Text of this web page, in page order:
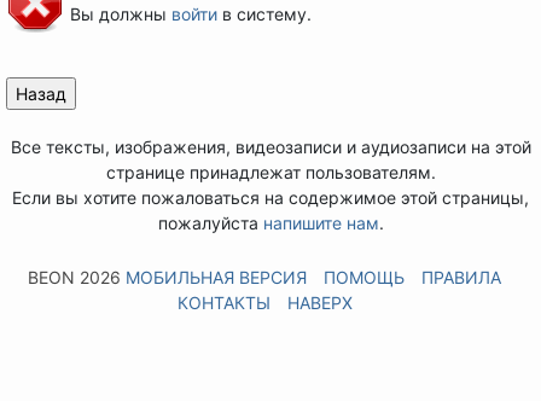
Вы должны войтив систему.
Все тексты, изображения, видеозаписи и аудиозаписи на этой
странице принадлежат пользователям.
Если вы хотите пожаловаться на содержимое этой страницы,
пожалуйста напишите нам.
BEON 2026 МОБИЛЬНАЯ ВЕРСИЯ ПОМОЩЬ
ПРАВИЛА
КОНТАКТЫ
НАВЕРХ